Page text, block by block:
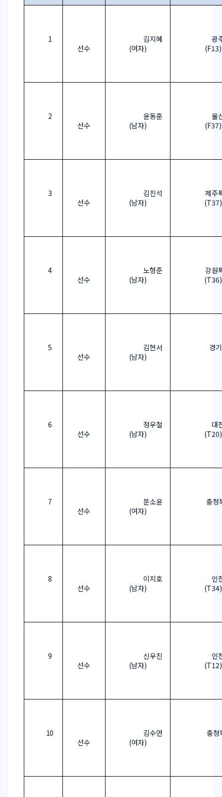
1
선수
김지혜
(여자)
광
(F13)
2
선수
윤동훈
(남자)
울
(F37)
3
선수
김진석
(남자)
제주
(T37)
4
선수
노형준
(남자)
강원
(T36)
5
선수
김현서
(남자)
경
6
선수
정우철
(남자)
대
(T20)
7
선수
문소윤
(여자)
충청
8
선수
이지호
(남자)
인
(T34)
9
선수
신우진
(남자)
인
(T12)
10
선수
김수연
(여자)
충청